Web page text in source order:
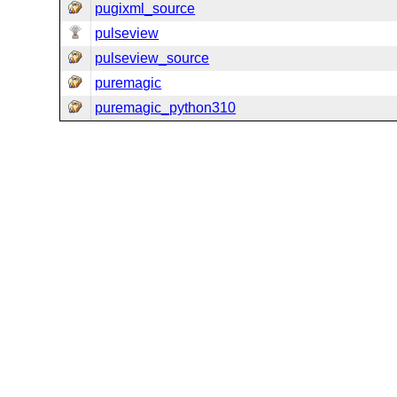
pugixml_source
pulseview
pulseview_source
puremagic
puremagic_python310